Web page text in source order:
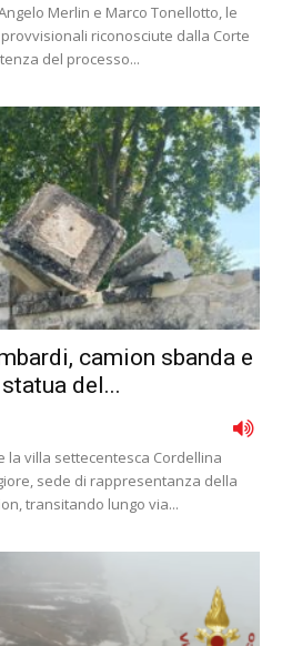
Merlin e Marco Tonellotto, le
riconosciute dalla Corte
del processo...
camion sbanda e
del...
la villa settecentesca Cordellina
sede di rappresentanza della
transitando lungo via...